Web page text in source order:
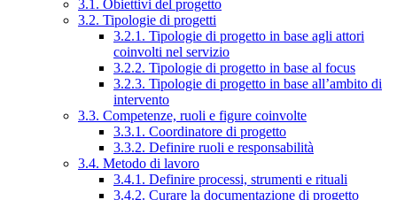
3.1. Obiettivi del progetto
3.2. Tipologie di progetti
3.2.1. Tipologie di progetto in base agli attori
coinvolti nel servizio
3.2.2. Tipologie di progetto in base al focus
3.2.3. Tipologie di progetto in base all’ambito di
intervento
3.3. Competenze, ruoli e figure coinvolte
3.3.1. Coordinatore di progetto
3.3.2. Definire ruoli e responsabilità
3.4. Metodo di lavoro
3.4.1. Definire processi, strumenti e rituali
3.4.2. Curare la documentazione di progetto